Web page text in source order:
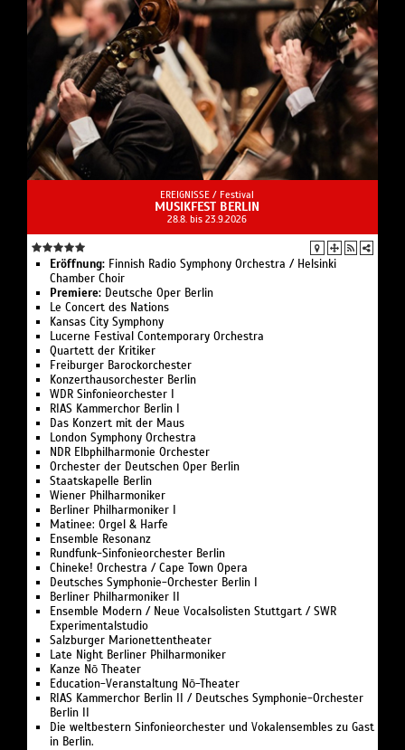
EREIGNISSE / Festival
MUSIKFEST BERLIN
28.8. bis 23.9.2026
Eröffnung: Finnish Radio Symphony Orchestra / Helsinki
Chamber Choir
Premiere: Deutsche Oper Berlin
Le Concert des Nations
Kansas City Symphony
Lucerne Festival Contemporary Orchestra
Quartett der Kritiker
Freiburger Barockorchester
Konzerthausorchester Berlin
WDR Sinfonieorchester I
RIAS Kammerchor Berlin I
Das Konzert mit der Maus
London Symphony Orchestra
NDR Elbphilharmonie Orchester
Orchester der Deutschen Oper Berlin
Staatskapelle Berlin
Wiener Philharmoniker
Berliner Philharmoniker I
Matinee: Orgel & Harfe
Ensemble Resonanz
Rundfunk-Sinfonieorchester Berlin
Chineke! Orchestra / Cape Town Opera
Deutsches Symphonie-Orchester Berlin I
Berliner Philharmoniker II
Ensemble Modern / Neue Vocalsolisten Stuttgart / SWR
Experimentalstudio
Salzburger Marionettentheater
Late Night Berliner Philharmoniker
Kanze Nō Theater
Education-Veranstaltung Nō-Theater
RIAS Kammerchor Berlin II / Deutsches Symphonie-Orchester
Berlin II
Die weltbestern Sinfonieorchester und Vokalensembles zu Gast
in Berlin.